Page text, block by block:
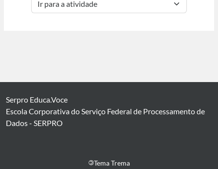
Ir para a atividade
Serpro Educa.Voce
Escola Corporativa do Serviço Federal de Processamento de
Dados - SERPRO
©Tema Trema